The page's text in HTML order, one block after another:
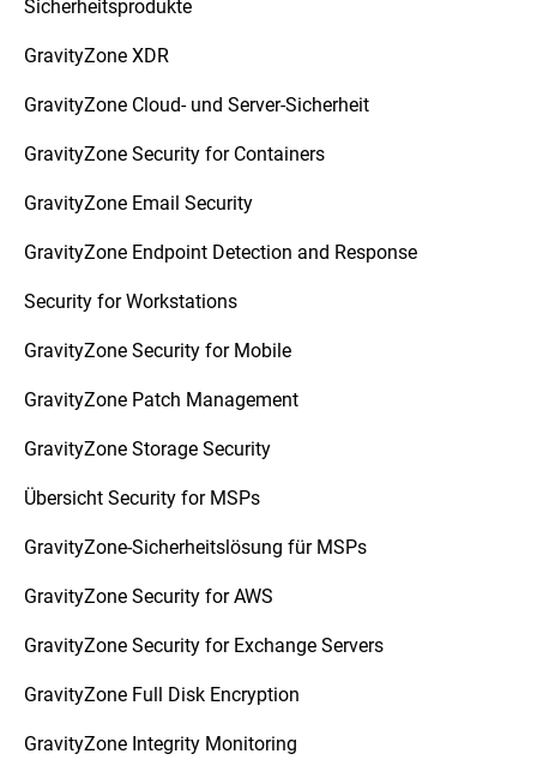
Sicherheitsprodukte
GravityZone XDR
GravityZone Cloud- und Server-Sicherheit
GravityZone Security for Containers
GravityZone Email Security
GravityZone Endpoint Detection and Response
Security for Workstations
GravityZone Security for Mobile
GravityZone Patch Management
GravityZone Storage Security
Übersicht Security for MSPs
GravityZone-Sicherheitslösung für MSPs
GravityZone Security for AWS
GravityZone Security for Exchange Servers
GravityZone Full Disk Encryption
GravityZone Integrity Monitoring